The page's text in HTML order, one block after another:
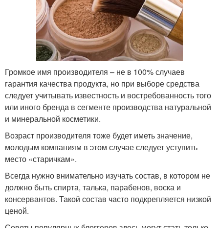
Громкое имя производителя – не в 100% случаев
гарантия качества продукта, но при выборе средства
следует учитывать известность и востребованность того
или иного бренда в сегменте производства натуральной
и минеральной косметики.
Возраст производителя тоже будет иметь значение,
молодым компаниям в этом случае следует уступить
место «старичкам».
Всегда нужно внимательно изучать состав, в котором не
должно быть спирта, талька, парабенов, воска и
консервантов. Такой состав часто подкрепляется низкой
ценой.